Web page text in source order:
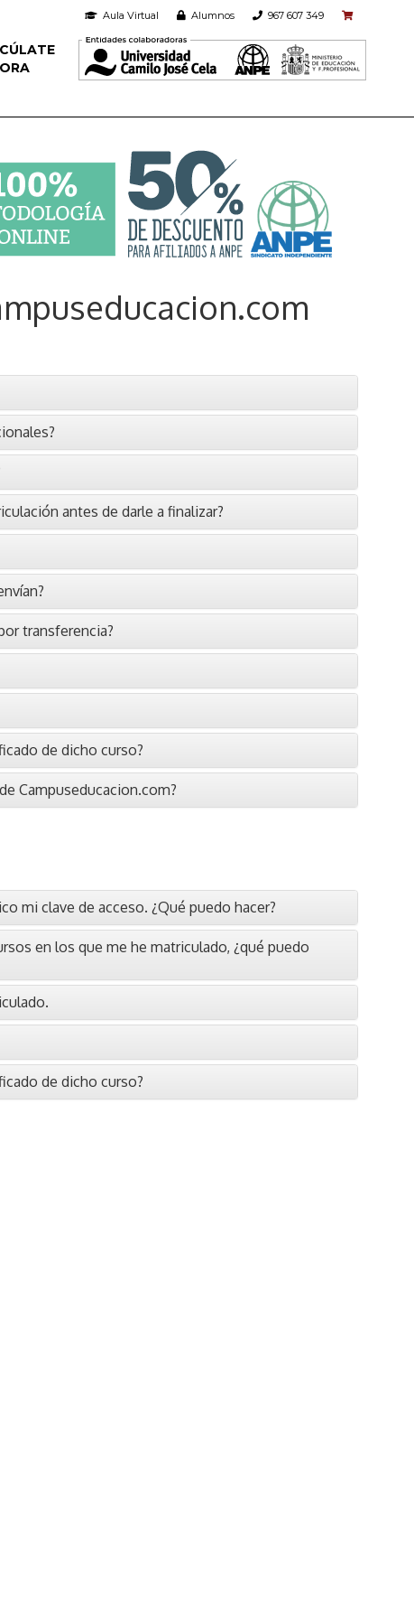
Aula Virtual Alumnos 967 607 349
antes de darle a finalizar?
transferencia?
de dicho curso?
Campuseducacion.com?
mi clave de acceso. ¿Qué puedo hacer?
en los que me he matriculado, ¿qué puedo
de dicho curso?